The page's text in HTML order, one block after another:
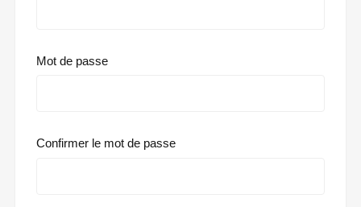
Mot de passe
Confirmer le mot de passe